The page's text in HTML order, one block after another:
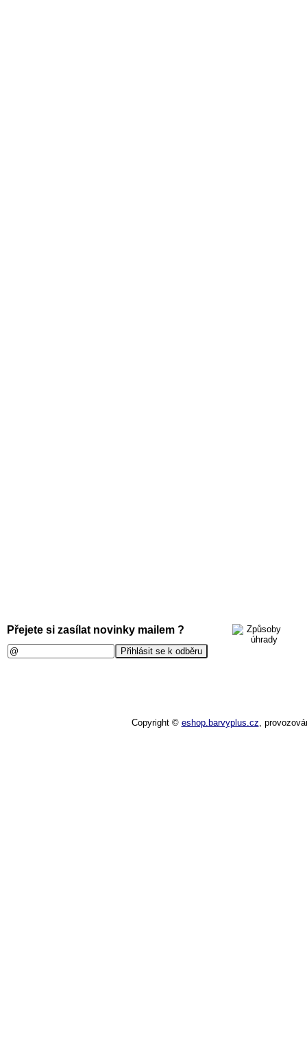
Přejete si zasílat novinky mailem ?
Copyright © eshop.barvyplus.cz,